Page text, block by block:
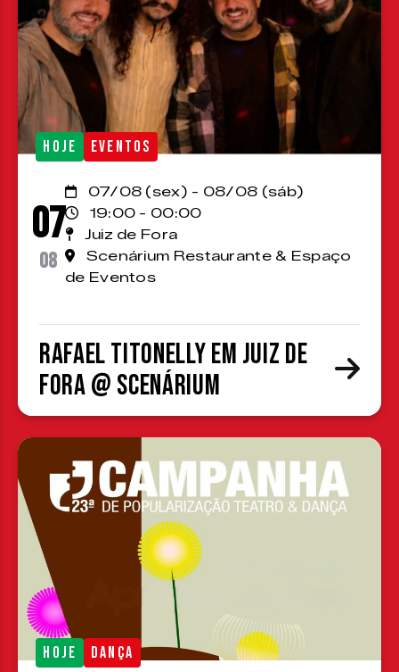
HOJE EVENTOS
07
08
07/08 (sex) - 08/08 (sáb)
19:00 - 00:00
Juiz de Fora
Scenárium Restaurante & Espaço
de Eventos
Rafael Titonelly em Juiz de
Fora @ Scenárium
HOJE DANÇA